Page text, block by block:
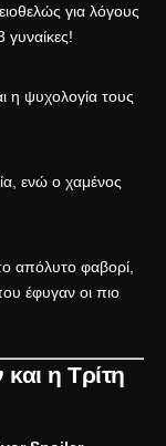
για λόγους
γυναίκες!
η ψυχολογία τους
ενώ ο χαμένος
απόλυτο φαβορί,
έφυγαν οι πιο
η Τρίτη